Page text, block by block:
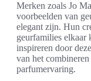
Merken zoals Jo
voorbeelden van
elegant zijn. Hun
geurfamilies elkaar
inspireren door
van het
parfumervaring.